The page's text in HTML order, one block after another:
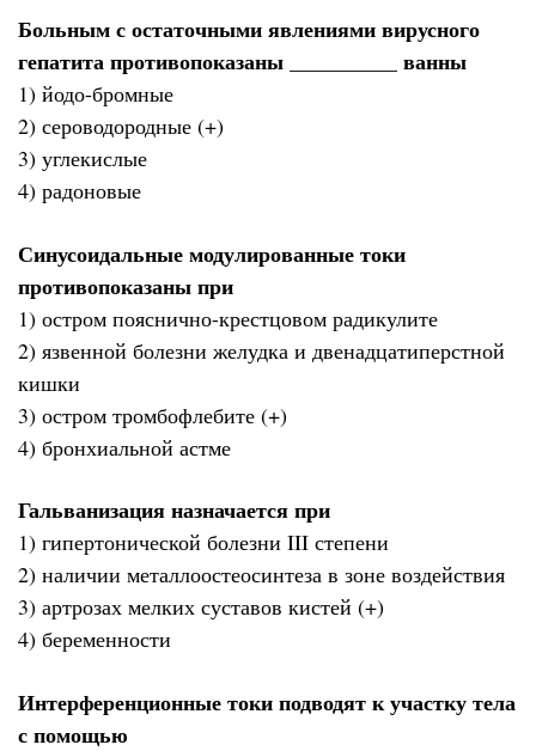
Больным с остаточными явлениями вирусного
гепатита противопоказаны __________ ванны
1) йодо-бромные
2) сероводородные (+)
3) углекислые
4) радоновые
Синусоидальные модулированные токи
противопоказаны при
1) остром пояснично-крестцовом радикулите
2) язвенной болезни желудка и двенадцатиперстной
кишки
3) остром тромбофлебите (+)
4) бронхиальной астме
Гальванизация назначается при
1) гипертонической болезни III степени
2) наличии металлоостеосинтеза в зоне воздействия
3) артрозах мелких суставов кистей (+)
4) беременности
Интерференционные токи подводят к участку тела
с помощью